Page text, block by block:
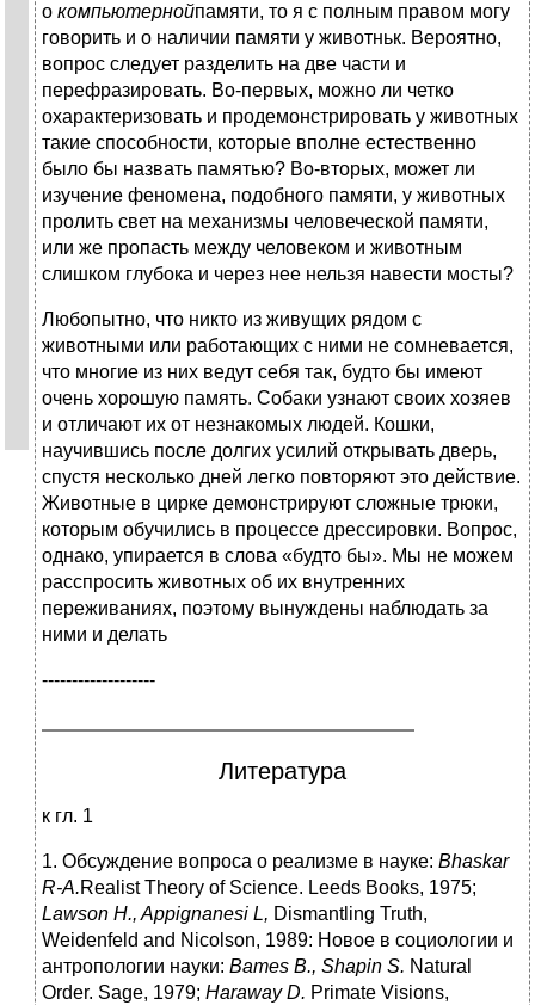
о компьютернойпамяти, то я с полным правом могу
говорить и о наличии памяти у животньк. Вероятно,
вопрос следует разделить на две части и
перефразировать. Во-первых, можно ли четко
охарактеризовать и продемонстрировать у животных
такие способности, которые вполне естественно
было бы назвать памятью? Во-вторых, может ли
изучение феномена, подобного памяти, у животных
пролить свет на механизмы человеческой памяти,
или же пропасть между человеком и животным
слишком глубока и через нее нельзя навести мосты?
Любопытно, что никто из живущих рядом с
животными или работающих с ними не сомневается,
что многие из них ведут себя так, будто бы имеют
очень хорошую память. Собаки узнают своих хозяев
и отличают их от незнакомых людей. Кошки,
научившись после долгих усилий открывать дверь,
спустя несколько дней легко повторяют это действие.
Животные в цирке демонстрируют сложные трюки,
которым обучились в процессе дрессировки. Вопрос,
однако, упирается в слова «будто бы». Мы не можем
расспросить животных об их внутренних
переживаниях, поэтому вынуждены наблюдать за
ними и делать
-------------------
Литература
к гл. 1
1. Обсуждение вопроса о реализме в науке: Bhaskar
R-A.Realist Theory of Science. Leeds Books, 1975;
Lawson H., Appignanesi L, Dismantling Truth,
Weidenfeld and Nicolson, 1989: Новое в социологии и
антропологии науки: Bames В., Shapin S. Natural
Order. Sage, 1979; Haraway D. Primate Visions,